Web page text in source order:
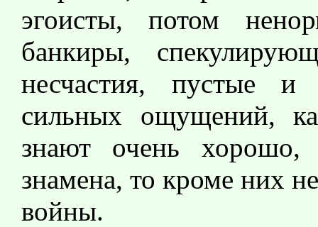
эгоисты, потом
банкиры,
несчастия, пустые
сильных ощущений,
знают очень
знамена, то кроме них
войны.